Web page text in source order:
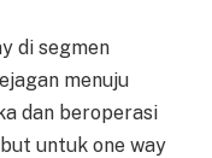
di segmen
menuju
dan beroperasi
untuk one way